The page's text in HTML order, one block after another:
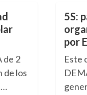
de 2
de los
5S:
por
Este